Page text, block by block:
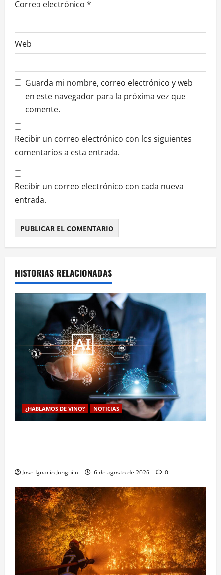
a
s
Correo electrónico *
Web
Guarda mi nombre, correo electrónico y web
en este navegador para la próxima vez que
comente.
Recibir un correo electrónico con los siguientes
comentarios a esta entrada.
Recibir un correo electrónico con cada nueva
entrada.
HISTORIAS RELACIONADAS
¿HABLAMOS DE VINO? NOTICIAS
Jose Ignacio Junguitu 6 de agosto de 2026 0